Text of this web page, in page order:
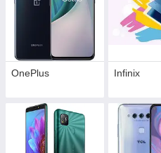
OnePlus Infinix